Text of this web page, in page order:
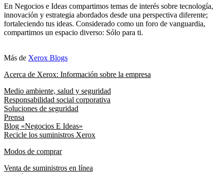
En Negocios e Ideas compartimos temas de interés sobre tecnología,
innovación y estrategia abordados desde una perspectiva diferente;
fortaleciendo tus ideas. Considerado como un foro de vanguardia,
compartimos un espacio diverso: Sólo para ti.
Más de Xerox Blogs
Acerca de Xerox: Información sobre la empresa
Medio ambiente, salud y seguridad
Responsabilidad social corporativa
Soluciones de seguridad
Prensa
Blog «Negocios E Ideas»
Recicle los suministros Xerox
Modos de comprar
Venta de suministros en línea